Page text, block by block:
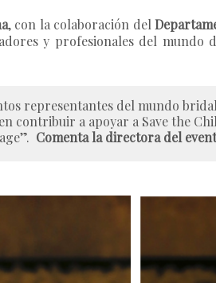
, con la colaboración del
y profesionales del
representantes del mundo
contribuir a apoyar a Save the
Comenta la directora del